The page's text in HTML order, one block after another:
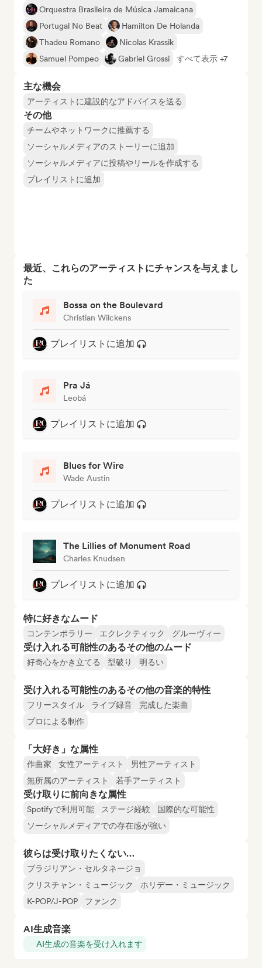
Orquestra Brasileira de Música Jamaicana
Portugal No Beat
Hamilton De Holanda
Thadeu Romano
Nicolas Krassik
Samuel Pompeo
Gabriel Grossi すべて表示 +7
主な機会
アーティストに建設的なアドバイスを送る
その他
チームやネットワークに推薦する
ソーシャルメディアのストーリーに追加
ソーシャルメディアに投稿やリールを作成する
プレイリストに追加
最近、これらのアーティストにチャンスを与えまし
た
Bossa on the Boulevard
Christian Wilckens
プレイリストに追加
Pra Já
Leobá
プレイリストに追加
Blues for Wire
Wade Austin
プレイリストに追加
The Lillies of Monument Road
Charles Knudsen
プレイリストに追加
特に好きなムード
コンテンポラリー エクレクティック グルーヴィー
受け入れる可能性のあるその他のムード
好奇心をかき立てる 型破り 明るい
受け入れる可能性のあるその他の音楽的特性
フリースタイル ライブ録音
完成した楽曲
プロによる制作
「大好き」な属性
作曲家 女性アーティスト
男性アーティスト
無所属のアーティスト
若手アーティスト
受け取りに前向きな属性
Spotifyで利用可能 ステージ経験
国際的な可能性
ソーシャルメディアでの存在感が強い
彼らは受け取りたくない…
ブラジリアン・セルタネージョ
クリスチャン・ミュージック
ホリデー・ミュージック
K-POP/J-POP
ファンク
AI生成音楽
AI生成の音楽を受け入れます